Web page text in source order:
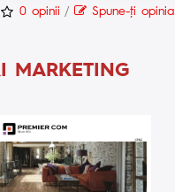
0 opinii / Spune-ţi opinia
MARKETING